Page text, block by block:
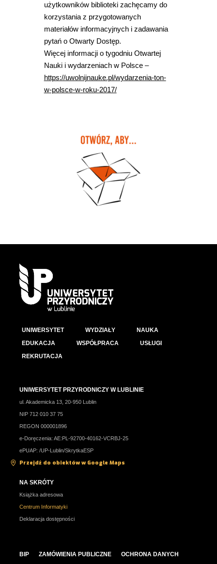
użytkowników biblioteki zachęcamy do
korzystania z przygotowanych
materiałów informacyjnych i zadawania
pytań o Otwarty Dostęp.
Więcej informacji o tygodniu Otwartej
Nauki i wydarzeniach w Polsce –
https://uwolnijnauke.pl/wydarzenia-ton-
w-polsce-w-roku-2017/
UNIWERSYTET WYDZIAŁY
NAUKA
EDUKACJA
WSPÓŁPRACA
USŁUGI
REKRUTACJA
UNIWERSYTET PRZYRODNICZY W LUBLINIE
ul. Akademicka 13, 20-950 Lublin
NIP 712 010 37 75
REGON 000001896
e-Doręczenia: AE:PL-92700-40162-VCRBJ-25
ePUAP: /UP-Lublin/SkrytkaESP
Przejdź do obiektów w Google Maps
NA SKRÓTY
Książka adresowa
Centrum Informatyki
Deklaracja dostępności
BIP ZAMÓWIENIA PUBLICZNE OCHRONA DANYCH